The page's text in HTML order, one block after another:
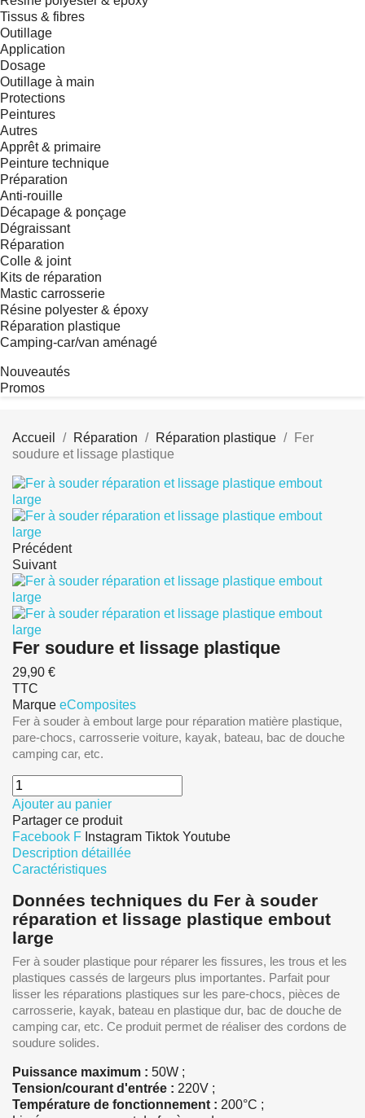
Tissus & fibres
Outillage
Application
Dosage
Outillage à main
Protections
Peintures
Autres
Apprêt & primaire
Peinture technique
Préparation
Anti-rouille
Décapage & ponçage
Dégraissant
Réparation
Colle & joint
Kits de réparation
Mastic carrosserie
Résine polyester & époxy
Réparation plastique
Camping-car/van aménagé
Nouveautés
Promos
Accueil Réparation Réparation plastique
Fer
soudure et lissage plastique
Précédent
Suivant
Fer soudure et lissage plastique
29,90 €
TTC
Marque eComposites
Fer à souder à embout large pour réparation matière plastique,
pare-chocs, carrosserie voiture, kayak, bateau, bac de douche
camping car, etc.
Ajouter au panier
Partager ce produit
Facebook F Instagram Tiktok Youtube
Description détaillée
Caractéristiques
Données techniques du Fer à souder
réparation et lissage plastique embout
large
Fer à souder plastique pour réparer les fissures, les trous et les
plastiques cassés de largeurs plus importantes. Parfait pour
lisser les réparations plastiques sur les pare-chocs, pièces de
carrosserie, kayak, bateau en plastique dur, bac de douche de
camping car, etc. Ce produit permet de réaliser des cordons de
soudure solides.
Puissance maximum : 50W ;
Tension/courant d'entrée : 220V ;
Température de fonctionnement : 200°C ;